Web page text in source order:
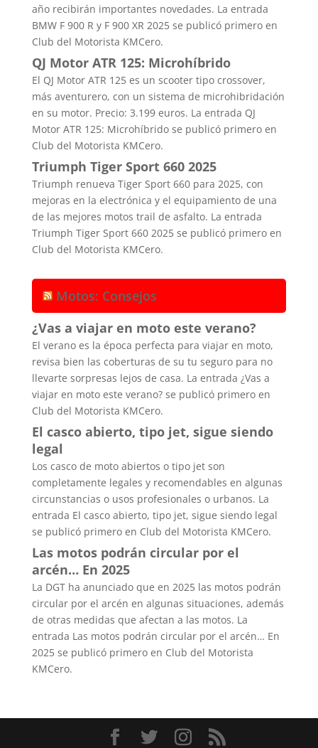
año recibirán importantes novedades. La entrada
BMW F 900 R y F 900 XR 2025 se publicó primero en
Club del Motorista KMCero.
QJ Motor ATR 125: Microhíbrido
El QJ Motor ATR 125 es un scooter tipo crossover,
más aventurero, con un sistema de microhibridación
en su motor. Precio: 3.199 euros. La entrada QJ
Motor ATR 125: Microhíbrido se publicó primero en
Club del Motorista KMCero.
Triumph Tiger Sport 660 2025
Triumph renueva Tiger Sport 660 para 2025, con
mejoras en la electrónica y el equipamiento de una
de las mejores motos trail de asfalto. La entrada
Triumph Tiger Sport 660 2025 se publicó primero en
Club del Motorista KMCero.
Motos: Consejos
¿Vas a viajar en moto este verano?
El verano es la época perfecta para viajar en moto,
revisa bien las coberturas de su tu seguro para no
llevarte sorpresas lejos de casa. La entrada ¿Vas a
viajar en moto este verano? se publicó primero en
Club del Motorista KMCero.
El casco abierto, tipo jet, sigue siendo
legal
Los casco de moto abiertos o tipo jet son
completamente legales y recomendables en algunas
circunstancias o usos profesionales o urbanos. La
entrada El casco abierto, tipo jet, sigue siendo legal
se publicó primero en Club del Motorista KMCero.
Las motos podrán circular por el
arcén… En 2025
La DGT ha anunciado que en 2025 las motos podrán
circular por el arcén en algunas situaciones, además
de otras medidas que afectan a las motos. La
entrada Las motos podrán circular por el arcén… En
2025 se publicó primero en Club del Motorista
KMCero.